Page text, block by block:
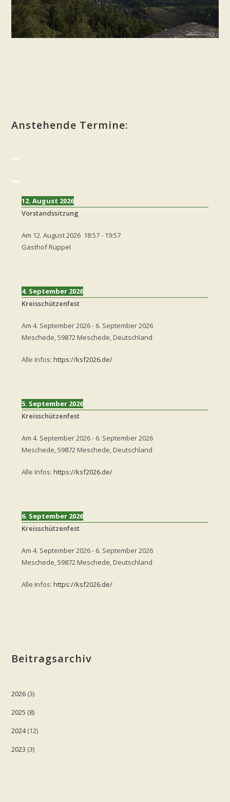
Anstehende Termine:
12. August 2026
Vorstandssitzung
Am 12. August 2026 18:57- 19:57
Gasthof Rüppel
4. September 2026
Kreisschützenfest
Am4. September 2026- 6. September 2026
Meschede, 59872 Meschede, Deutschland
Alle Infos:https://ksf2026.de/
5. September 2026
Kreisschützenfest
Am4. September 2026- 6. September 2026
Meschede, 59872 Meschede, Deutschland
Alle Infos:https://ksf2026.de/
6. September 2026
Kreisschützenfest
Am4. September 2026- 6. September 2026
Meschede, 59872 Meschede, Deutschland
Alle Infos:https://ksf2026.de/
Beitragsarchiv
2026 (3)
2025 (8)
2024(12)
2023 (3)